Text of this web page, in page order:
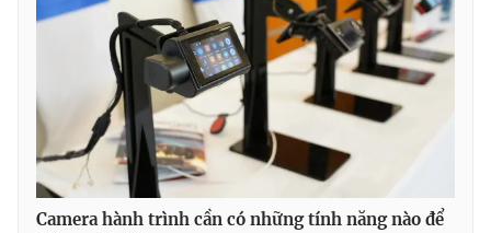
Camera hành trình cần có những tính năng nào để